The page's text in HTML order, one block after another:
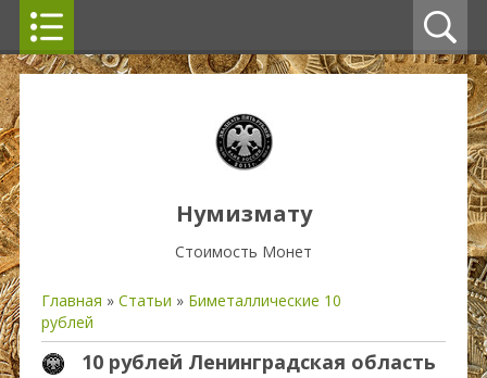
Нумизмату
Стоимость Монет
Главная » Статьи » Биметаллические 10
рублей
10 рублей Ленинградская область